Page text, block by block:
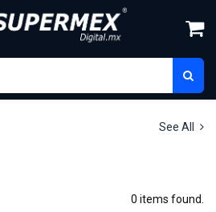
See All
0 items found.